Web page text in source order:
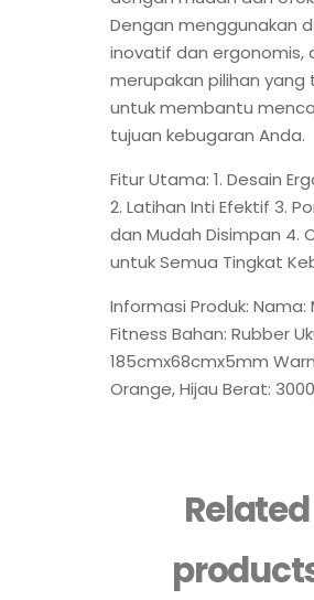
Dengan menggunakan
inovatif dan ergonomis,
merupakan pilihan
untuk membantu
tujuan kebugaran Anda.
Fitur Utama: 1. Desain
2. Latihan Inti Efektif 3.
dan Mudah Disimpan 4.
untuk Semua Tingkat
Informasi Produk: Nama:
Fitness Bahan: Rubber
185cmx68cmx5mm
Orange, Hijau Berat:
Related